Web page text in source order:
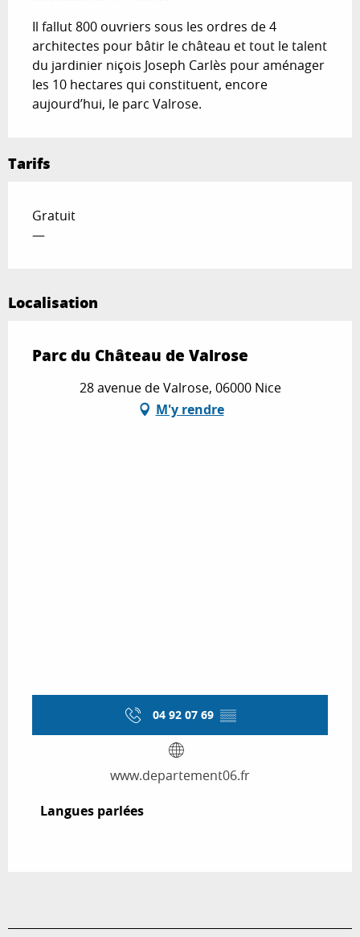
Il fallut 800 ouvriers sous les ordres de 4
architectes pour bâtir le château et tout le talent
du jardinier niçois Joseph Carlès pour aménager
les 10 hectares qui constituent, encore
aujourd’hui, le parc Valrose.
Tarifs
Gratuit
—
Localisation
Parc du Château de Valrose
28 avenue de Valrose, 06000 Nice
M'y rendre
04 92 07 69 ▒▒
www.departement06.fr
Langues parlées
Langues parlées